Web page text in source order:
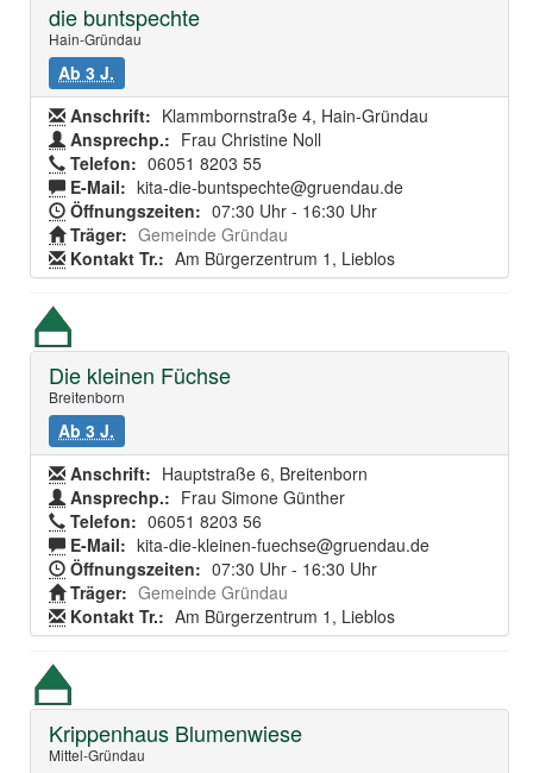
die buntspechte
Hain-Gründau
Ab 3 J.
Anschrift: Klammbornstraße 4, Hain-Gründau
Ansprechp.: Frau Christine Noll
Telefon: 06051 8203 55
E-Mail: kita-die-buntspechte@gruendau.de
Öffnungszeiten: 07:30 Uhr - 16:30 Uhr
Träger: Gemeinde Gründau
Kontakt Tr.: Am Bürgerzentrum 1, Lieblos
Die kleinen Füchse
Breitenborn
Ab 3 J.
Anschrift: Hauptstraße 6, Breitenborn
Ansprechp.: Frau Simone Günther
Telefon: 06051 8203 56
E-Mail: kita-die-kleinen-fuechse@gruendau.de
Öffnungszeiten: 07:30 Uhr - 16:30 Uhr
Träger: Gemeinde Gründau
Kontakt Tr.: Am Bürgerzentrum 1, Lieblos
Krippenhaus Blumenwiese
Mittel-Gründau